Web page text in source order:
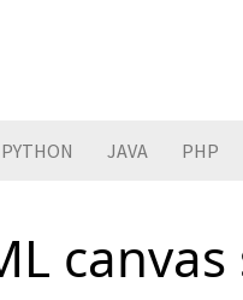
PYTHON JAVA PHP